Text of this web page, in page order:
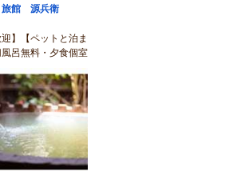
館 源兵衛
迎】【ペットと泊ま
呂無料・夕食個室